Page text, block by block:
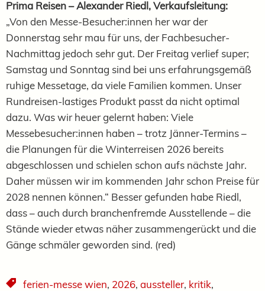
Prima Reisen – Alexander Riedl, Verkaufsleitung:
„Von den Messe-Besucher:innen her war der
Donnerstag sehr mau für uns, der Fachbesucher-
Nachmittag jedoch sehr gut. Der Freitag verlief super;
Samstag und Sonntag sind bei uns erfahrungsgemäß
ruhige Messetage, da viele Familien kommen. Unser
Rundreisen-lastiges Produkt passt da nicht optimal
dazu. Was wir heuer gelernt haben: Viele
Messebesucher:innen haben – trotz Jänner-Termins –
die Planungen für die Winterreisen 2026 bereits
abgeschlossen und schielen schon aufs nächste Jahr.
Daher müssen wir im kommenden Jahr schon Preise für
2028 nennen können.“ Besser gefunden habe Riedl,
dass – auch durch branchenfremde Ausstellende – die
Stände wieder etwas näher zusammengerückt und die
Gänge schmäler geworden sind. (red)
ferien-messe wien, 2026, aussteller, kritik,